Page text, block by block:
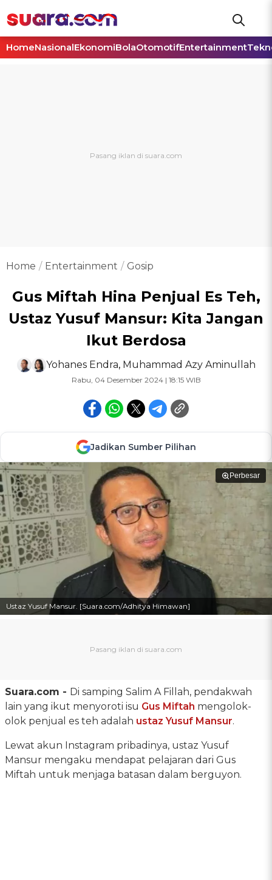
HomeNasionalEkonomiBolaOtomotifEntertainment
Home Entertainment Gosip
Gus Miftah Hina Penjual Es Teh,
Ustaz Yusuf Mansur: Kita Jangan
Ikut Berdosa
Yohanes Endra, Muhammad Azy Aminullah
Rabu, 04 Desember 2024 | 18:15 WIB
Jadikan Sumber Pilihan
Perbesar
Ustaz Yusuf Mansur. [Suara.com/Adhitya Himawan]
Suara.com - Di samping Salim A Fillah, pendakwah
lain yang ikut menyoroti isu Gus Miftah mengolok-
olok penjual es teh adalah ustaz Yusuf Mansur.
Lewat akun Instagram pribadinya, ustaz Yusuf
Mansur mengaku mendapat pelajaran dari Gus
Miftah untuk menjaga batasan dalam berguyon.